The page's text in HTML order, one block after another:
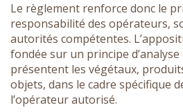
Le règlement renforce donc le
responsabilité des opérateurs,
autorités compétentes.
fondée sur un principe
présentent les végétaux,
objets, dans le cadre spécifique
l’opérateur autorisé.